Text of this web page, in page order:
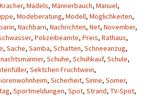
Kracher, Mädels, Männerbauch, Manuel,
, Modeberatung, Modell, Möglichkeiten,
, Nachbarn, Nachrichten, Net, November,
, Polizeibeamte, Preis, Rathaus,
, Sache, Samba, Schatten, Schneeanzug,
, Schuhe, Schuhkauf, Schule,
, Sektchen Fruchtwein,
, Sicherheit, Sinne, Somer,
, Sportmeldungen, Spot, Strand, TV-Spot,